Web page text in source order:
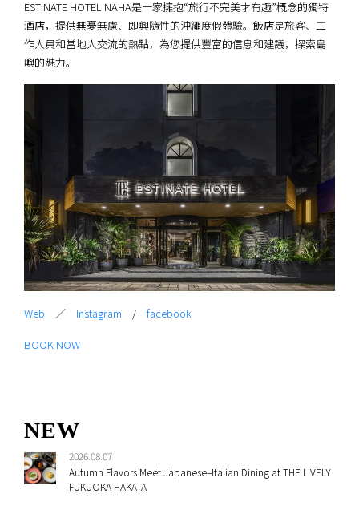
ESTINATE HOTEL NAHA是一家擁抱“旅行不完美才有趣”概念的獨特
酒店，提供無憂無慮、即興隨性的沖繩度假體驗。飯店是旅客、工
作人員和當地人交流的熱點，為您提供豐富的信息和建議，探索島
嶼的魅力。
Web ／ Instagram / facebook
BOOK NOW
NEW
2026.08.07
Autumn Flavors Meet Japanese–Italian Dining at THE LIVELY
FUKUOKA HAKATA